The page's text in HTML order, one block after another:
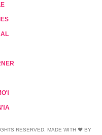
RESERVED. MADE WITH ❤ BY